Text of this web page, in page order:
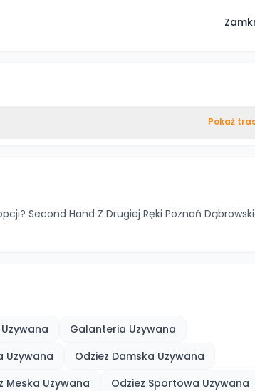
Pokaż
Second Hand Z Drugiej Ręki Poznań
Galanteria Uzywana
Uzywana
Odziez Damska Uzywana
Meska Uzywana
Odziez Sportowa Uzywana